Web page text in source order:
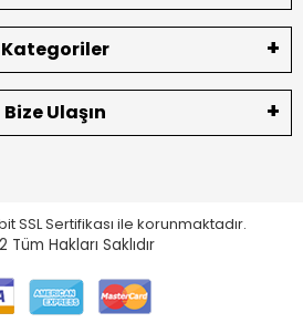
Kategoriler
Bize Ulaşın
SSL Sertifikası ile korunmaktadır.
Tüm Hakları Saklıdır